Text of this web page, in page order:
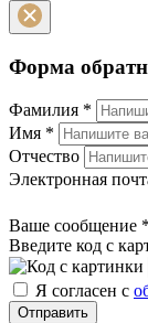
Форма
Фамилия *
Имя *
Отчество
Электронная
Ваше сообщение *
Введите код с
Я согласен с
Отправить